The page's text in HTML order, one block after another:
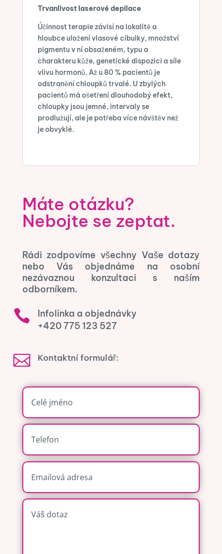
Trvanlivost laserové depilace
Účinnost terapie závisí na lokalitě a
hloubce uložení vlasové cibulky, množství
pigmentu v ní obsaženém, typu a
charakteru kůže, genetické dispozici a síle
vlivu hormonů. Až u 80 % pacientů je
odstranění chloupků trvalé. U zbylých
pacientů má ošetření dlouhodobý efekt,
chloupky jsou jemné, intervaly se
prodlužují, ale je potřeba více návštěv než
je obvyklé.
Máte otázku?
Nebojte se zeptat.
Rádi zodpovíme všechny Vaše dotazy
nebo Vás objednáme na osobní
nezávaznou konzultaci s naším
odborníkem.

Infolinka a objednávky
+420 775 123 527
 Kontaktní formulář: